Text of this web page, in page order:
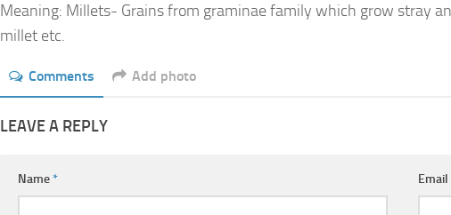
Meaning: Millets- Grains from graminae family which grow stray
millet etc.
Comments Add photo
LEAVE A REPLY
Name* Email